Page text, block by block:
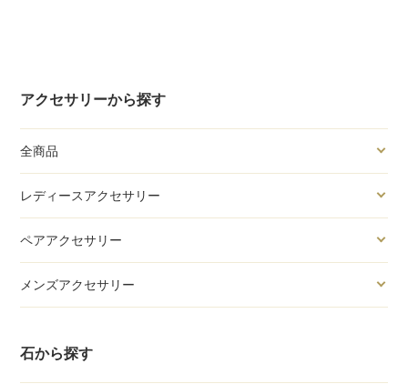
アクセサリーから探す
全商品
レディースアクセサリー
ペアアクセサリー
メンズアクセサリー
石から探す